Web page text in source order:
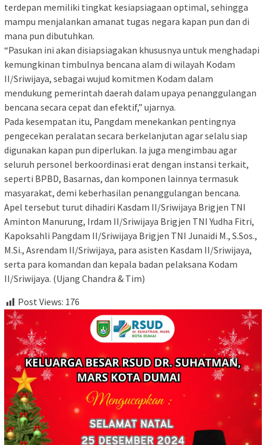
terdepan memiliki tingkat kesiapsiagaan optimal, sehingga
mampu menjalankan amanat tugas negara kapan pun dan di
mana pun dibutuhkan.
“Pasukan ini akan disiapsiagakan khususnya untuk menghadapi
kemungkinan timbulnya bencana alam di wilayah Kodam
II/Sriwijaya, sebagai wujud komitmen Kodam dalam
mendukung pemerintah daerah dalam upaya penanggulangan
bencana secara cepat dan efektif,” ujarnya.
Pada kesempatan itu, Pangdam menekankan pentingnya
pengecekan peralatan secara berkelanjutan agar selalu siap
digunakan kapan pun diperlukan. Ia juga mengimbau agar
seluruh personel berkoordinasi erat dengan instansi terkait,
seperti BPBD, Basarnas, dan komponen lainnya termasuk
masyarakat, demi keberhasilan penanggulangan bencana.
Apel tersebut turut dihadiri Kasdam II/Sriwijaya Brigjen TNI
Aminton Manurung, Irdam II/Sriwijaya Brigjen TNI Yudha Fitri,
Kapoksahli Pangdam II/Sriwijaya Brigjen TNI Junaidi M., S.Sos.,
M.Si., Asrendam II/Sriwijaya, para asisten Kasdam II/Sriwijaya,
serta para komandan dan kepala badan pelaksana Kodam
II/Sriwijaya. (Ujang Chandra & Tim)
Post Views: 176